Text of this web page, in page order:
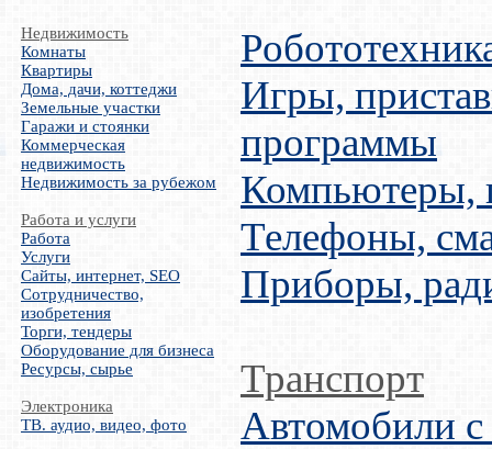
Недвижимость
Комнаты
Квартиры
Дома, дачи, коттеджи
Земельные участки
Гаражи и стоянки
Коммерческая
недвижимость
Недвижимость за рубежом
Работа и услуги
Работа
Услуги
Сайты, интернет, SEO
Сотрудничество,
изобретения
Торги, тендеры
Оборудование для бизнеса
Ресурсы, сырье
Электроника
ТВ. аудио, видео, фото
Игры,
программы
Компьютеры,
Телефоны,
Приборы,
Транспорт
Автомобили с